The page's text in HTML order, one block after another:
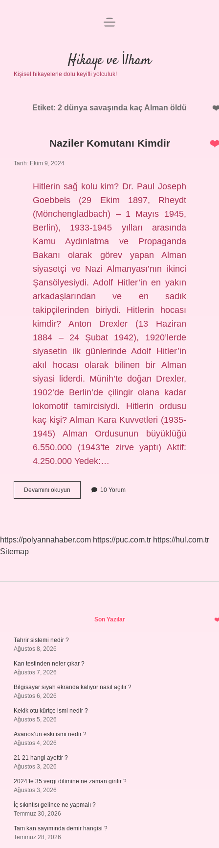
Anasayfa
Gizlilik Politikası
Yasal Uyarı
menüyü
Hikaye ve İlham
Kişisel hikayelerle dolu keyifli yolculuk!
Etiket: 2 dünya savaşında kaç Alman öldü
Naziler Komutanı Kimdir
Tarih: Ekim 9, 2024
Hitlerin sağ kolu kim? Dr. Paul Joseph
Goebbels (29 Ekim 1897, Rheydt
(Mönchengladbach) – 1 Mayıs 1945,
Berlin), 1933-1945 yılları arasında
Kamu Aydınlatma ve Propaganda
Bakanı olarak görev yapan Alman
siyasetçi ve Nazi Almanyası’nın ikinci
Şansölyesiydi. Adolf Hitler’in en yakın
arkadaşlarından ve en sadık
takipçilerinden biriydi. Hitlerin hocası
kimdir? Anton Drexler (13 Haziran
1884 – 24 Şubat 1942), 1920’lerde
siyasetin ilk günlerinde Adolf Hitler’in
akıl hocası olarak bilinen bir Alman
siyasi liderdi. Münih’te doğan Drexler,
1902’de Berlin’de çilingir olana kadar
lokomotif tamircisiydi. Hitlerin ordusu
kaç kişi? Alman Kara Kuvvetleri (1935-
1945) Alman Ordusunun büyüklüğü
6.550.000 (1943’te zirve yaptı) Aktif:
4.250.000 Yedek:…
Devamını okuyun
Komutanı
10 Yorum
https://polyannahaber.com https://puc.com.tr https://hul.com.tr
Sitemap
Son Yazılar
Tahrir sistemi nedir ?
Ağustos 8, 2026
Kan testinden neler çıkar ?
Ağustos 7, 2026
Bilgisayar siyah ekranda kalıyor nasıl açılır ?
Ağustos 6, 2026
Kekik otu kürtçe ismi nedir ?
Ağustos 5, 2026
Avanos’un eski ismi nedir ?
Ağustos 4, 2026
21 21 hangi ayettir ?
Ağustos 3, 2026
2024’te 35 vergi dilimine ne zaman girilir ?
Ağustos 3, 2026
İç sıkıntısı gelince ne yapmalı ?
Temmuz 30, 2026
Tam kan sayımında demir hangisi ?
Temmuz 28, 2026